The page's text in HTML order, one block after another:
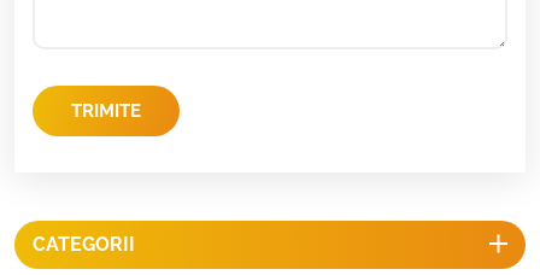
TRIMITE
CATEGORII